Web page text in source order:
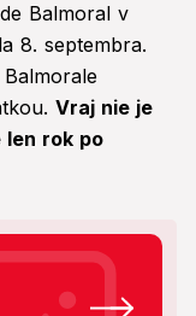
Balmoral v
8. septembra.
Vraj nie je
rok po